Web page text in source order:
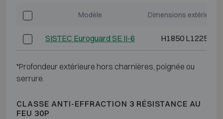
Modèle Dimensions
SISTEC Euroguard SE II-6 H1850 L1225
*Profondeur extérieure hors charnières, poignée ou
serrure.
CLASSE ANTI-EFFRACTION 3 RÉSISTANCE AU
FEU 30P